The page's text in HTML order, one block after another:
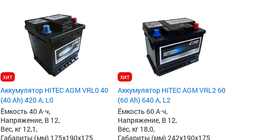
хит
Аккумулятор HITEC AGM VRL0 40
(40 Ah) 420 А, L0
Ёмкость 40 А·ч,
Напряжение, В 12,
Вес, кг 12,1,
Габариты (мм) 175x190x175
хит
Аккумулятор HITEC AGM VRL2 60
(60 Ah) 640 А, L2
Ёмкость 60 А·ч,
Напряжение, В 12,
Вес, кг 18,0,
Габариты (мм) 242x190x175